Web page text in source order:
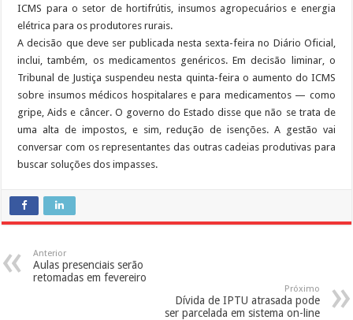
ICMS para o setor de hortifrútis, insumos agropecuários e energia
elétrica para os produtores rurais.
A decisão que deve ser publicada nesta sexta-feira no Diário Oficial,
inclui, também, os medicamentos genéricos. Em decisão liminar, o
Tribunal de Justiça suspendeu nesta quinta-feira o aumento do ICMS
sobre insumos médicos hospitalares e para medicamentos — como
gripe, Aids e câncer. O governo do Estado disse que não se trata de
uma alta de impostos, e sim, redução de isenções. A gestão vai
conversar com os representantes das outras cadeias produtivas para
buscar soluções dos impasses.
Anterior
Aulas presenciais serão
retomadas em fevereiro
Próximo
Dívida de IPTU atrasada pode
ser parcelada em sistema on-line